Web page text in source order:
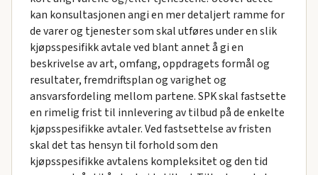
kan konsultasjonen angi en mer detaljert ramme for
de varer og tjenester som skal utføres under en slik
kjøpsspesifikk avtale ved blant annet å gi en
beskrivelse av art, omfang, oppdragets formål og
resultater, fremdriftsplan og varighet og
ansvarsfordeling mellom partene. SPK skal fastsette
en rimelig frist til innlevering av tilbud på de enkelte
kjøpsspesifikke avtaler. Ved fastsettelse av fristen
skal det tas hensyn til forhold som den
kjøpsspesifikke avtalens kompleksitet og den tid